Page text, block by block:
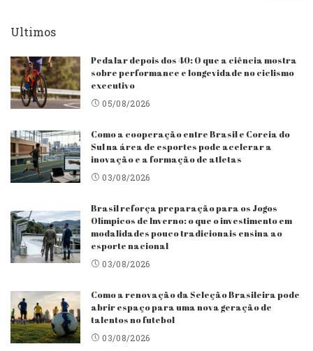
Ultimos
Pedalar depois dos 40: O que a ciência mostra
sobre performance e longevidade no ciclismo
executivo
05/08/2026
Como a cooperação entre Brasil e Coreia do
Sul na área de esportes pode acelerar a
inovação e a formação de atletas
03/08/2026
Brasil reforça preparação para os Jogos
Olímpicos de Inverno: o que o investimento em
modalidades pouco tradicionais ensina ao
esporte nacional
03/08/2026
Como a renovação da Seleção Brasileira pode
abrir espaço para uma nova geração de
talentos no futebol
03/08/2026